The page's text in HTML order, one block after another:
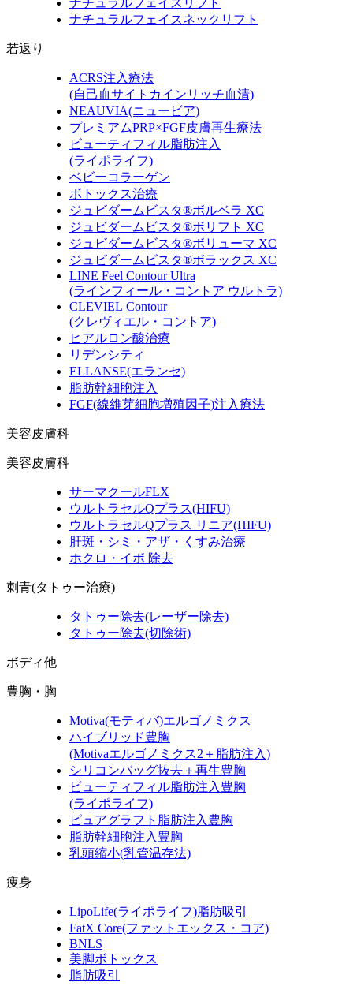
ナチュラルフェイスリフト
ナチュラルフェイスネックリフト
若返り
ACRS注入療法
(自己血サイトカインリッチ血清)
NEAUVIA(ニュービア)
プレミアムPRP×FGF皮膚再生療法
ビューティフィル脂肪注入
(ライポライフ)
ベビーコラーゲン
ボトックス治療
ジュビダームビスタ®ボルベラ XC
ジュビダームビスタ®ボリフト XC
ジュビダームビスタ®ボリューマ XC
ジュビダームビスタ®ボラックス XC
LINE Feel Contour Ultra
(ラインフィール・コントア ウルトラ)
CLEVIEL Contour
(クレヴィエル・コントア)
ヒアルロン酸治療
リデンシティ
ELLANSE(エランセ)
脂肪幹細胞注入
FGF(線維芽細胞増殖因子)注入療法
美容皮膚科
美容皮膚科
サーマクールFLX
ウルトラセルQプラス(HIFU)
ウルトラセルQプラス リニア(HIFU)
肝斑・シミ・アザ・くすみ治療
ホクロ・イボ 除去
刺青(タトゥー治療)
タトゥー除去(レーザー除去)
タトゥー除去(切除術)
ボディ他
豊胸・胸
Motiva(モティバ)エルゴノミクス
ハイブリッド豊胸
(Motivaエルゴノミクス2＋脂肪注入)
シリコンバッグ抜去＋再生豊胸
ビューティフィル脂肪注入豊胸
(ライポライフ)
ピュアグラフト脂肪注入豊胸
脂肪幹細胞注入豊胸
乳頭縮小(乳管温存法)
痩身
LipoLife(ライポライフ)脂肪吸引
FatX Core(ファットエックス・コア)
BNLS
美脚ボトックス
脂肪吸引